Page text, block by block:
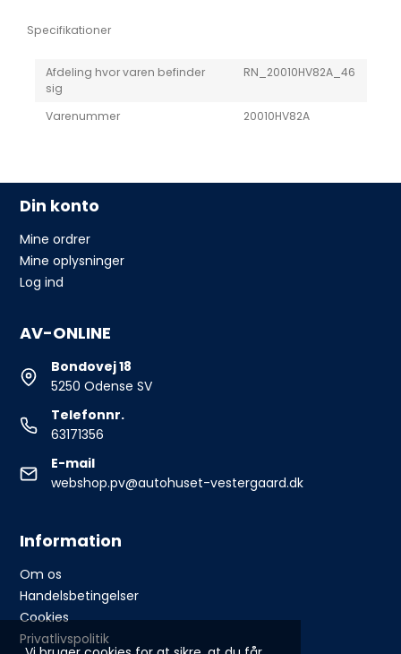
Specifikationer
Afdeling hvor varen befinder
sig
RN_20010HV82A_46
Varenummer 20010HV82A
Din konto
Mine ordrer
Mine oplysninger
Log ind
AV-ONLINE
Bondovej 18
5250 Odense SV
Telefonnr.
63171356
E-mail
webshop.pv@autohuset-vestergaard.dk
Information
Om os
Handelsbetingelser
Cookies
Privatlivspolitik